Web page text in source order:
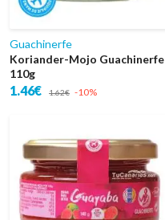
Guachinerfe
Koriander-Mojo Guachinerfe
110g
1.46€ 1.62€ -10%